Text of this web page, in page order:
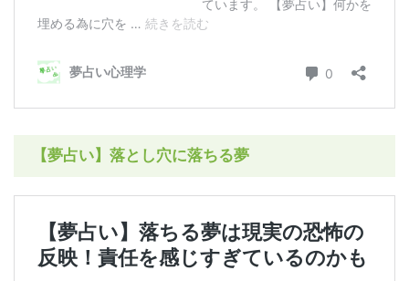
【夢占い】落とし穴に落ちる夢